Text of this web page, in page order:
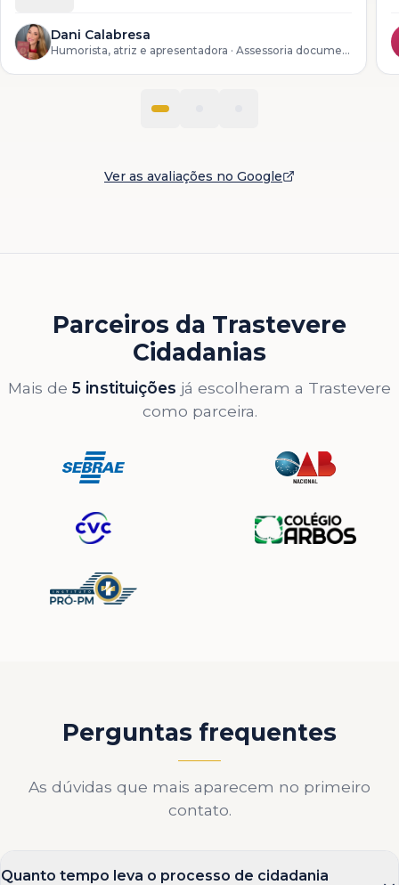
do processo lá na Itália."
Dani Calabresa
Humorista, atriz e apresentadora · Assessoria documental
Ver as avaliações no Google
Parceiros da Trastevere
Cidadanias
Mais de 5 instituições já escolheram a Trastevere
como parceira.
Perguntas frequentes
As dúvidas que mais aparecem no primeiro
contato.
Quanto tempo leva o processo de cidadania